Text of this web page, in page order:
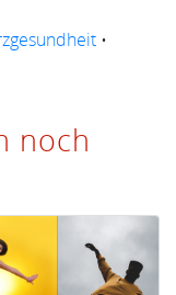
•
noch